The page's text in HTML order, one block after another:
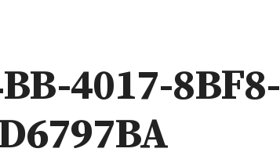
4017-8BF8-